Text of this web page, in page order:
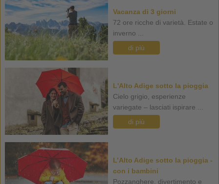
Vacanza di 3 giorni
72 ore ricche di varietà. Estate o
inverno ...
di più
L'Alto Adige sotto la pioggia
Cielo grigio, esperienze
variegate – lasciati ispirare ...
di più
L’Alto Adige sotto la pioggia -
con i bambini
Pozzanghere, divertimento e